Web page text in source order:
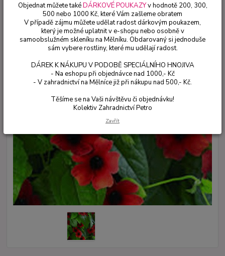
Objednat můžete takéDÁRKOVÉ POUKAZYv hodnotě 200, 300,
500 nebo 1000 Kč, které Vám zašleme obratem
V případě zájmu můžete udělat radost dárkovým poukazem,
který je možné uplatnit v e-shopu nebo osobně v
samoobslužném skleníku na Mělníku. Obdarovaný si jednoduše
sám vybere rostliny, které mu udělají radost.
DÁREK K NÁKUPU V PODOBĚ SPECIÁLNÍHO HNOJIVA
- Na eshopu při objednávce nad 1000,- Kč
- V zahradnictví na Mělníce již při nákupu nad 500,- Kč.
Těšíme se na Vaši návštěvu či objednávku!
Kolektiv Zahradnictví Petro
Zavřít